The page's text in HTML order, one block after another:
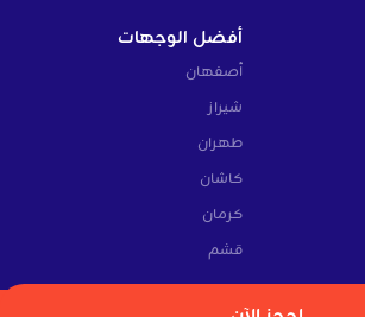
أفضل الوجهات
أصفهان
شيراز
طهران
كاشان
كرمان
قشم